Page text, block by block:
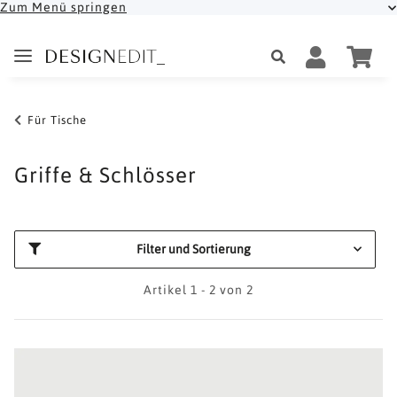
Zum Menü springen
Für Tische
Griffe & Schlösser
Filter und Sortierung
Artikel 1 - 2 von 2